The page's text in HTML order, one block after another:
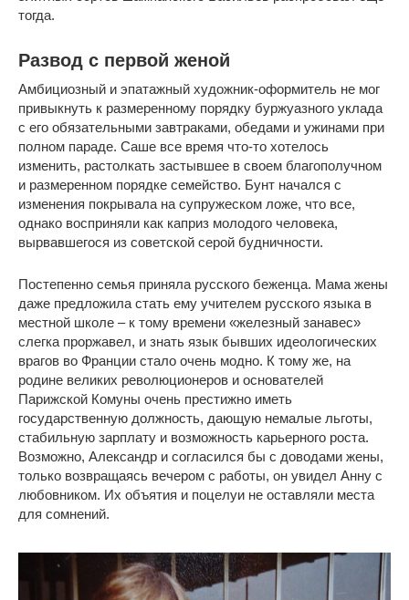
тогда.
Развод с первой женой
Амбициозный и эпатажный художник-оформитель не мог
привыкнуть к размеренному порядку буржуазного уклада
с его обязательными завтраками, обедами и ужинами при
полном параде. Саше все время что-то хотелось
изменить, растолкать застывшее в своем благополучном
и размеренном порядке семейство. Бунт начался с
изменения покрывала на супружеском ложе, что все,
однако восприняли как каприз молодого человека,
вырвавшегося из советской серой будничности.
Постепенно семья приняла русского беженца. Мама жены
даже предложила стать ему учителем русского языка в
местной школе – к тому времени «железный занавес»
слегка проржавел, и знать язык бывших идеологических
врагов во Франции стало очень модно. К тому же, на
родине великих революционеров и основателей
Парижской Комуны очень престижно иметь
государственную должность, дающую немалые льготы,
стабильную зарплату и возможность карьерного роста.
Возможно, Александр и согласился бы с доводами жены,
только возвращаясь вечером с работы, он увидел Анну с
любовником. Их объятия и поцелуи не оставляли места
для сомнений.